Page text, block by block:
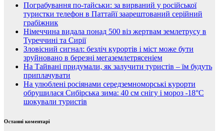
Пограбування по-тайськи: за вирваний у російської
туристки телефон в Паттайї заарештований серійний
грабіжник
Німеччина видала понад 500 віз жертвам землетрусу в
Туреччині та Сирії
Зловісний сигнал: безліч курортів і міст може бути
зруйновано в березні мегаземлетрясеніем
На Тайвані придумали, як залучити туристів – їм будуть
приплачувати
На улюблені росіянами середземноморські курорти
обрушилася Сибірська зима: 40 см снігу і мороз -18°C
шокували туристів
Останні коментарі